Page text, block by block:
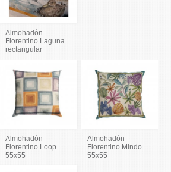
Almohadón
Fiorentino Laguna
rectangular
Almohadón
Fiorentino Loop
55x55
Almohadón
Fiorentino Mindo
55x55